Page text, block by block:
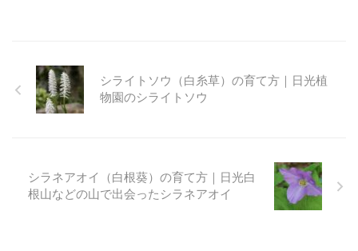
マノアシガタ（ ...
水路がコンク ...
咲かせるラナンクルス・ゴウ
アニイは日本にはない美しさ
を持ったラナンクルスの仲間
年を過ぎても元気に毎年花を
咲かせています。 上のラナン
出す前の晩夏に植え替えるの
がコツです。 庭植にしてい
flexuosa 'China Blue'）は、自
宅で２００７年５月２日に撮
影したものです。 ヒマラヤエ
ンゴサク（Corydalis flexuosa
シライトソウ（白糸草）の育て方｜日光植
物園のシライトソウ
シラネアオイ（白根葵）の育て方｜日光白
根山などの山で出会ったシラネアオイ